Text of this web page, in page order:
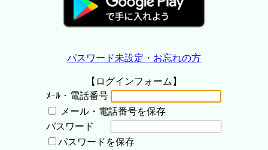
パスワード未設定・お忘れの方
【ログインフォーム】
ﾒｰﾙ・電話番号
メール・電話番号を保存
パスワード
パスワードを保存